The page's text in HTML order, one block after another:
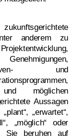
anderem zu
und
und möglichen
Aussagen
„erwartet“,
„möglich“ oder
Sie beruhen auf